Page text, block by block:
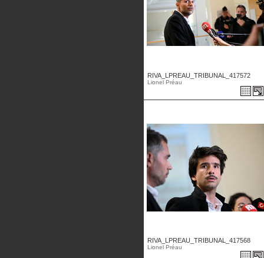
RIVA_LPREAU_TRIBUNAL_417572
Lionel Préau
RIVA_LPREAU_TRIBUNAL_417568
Lionel Préau